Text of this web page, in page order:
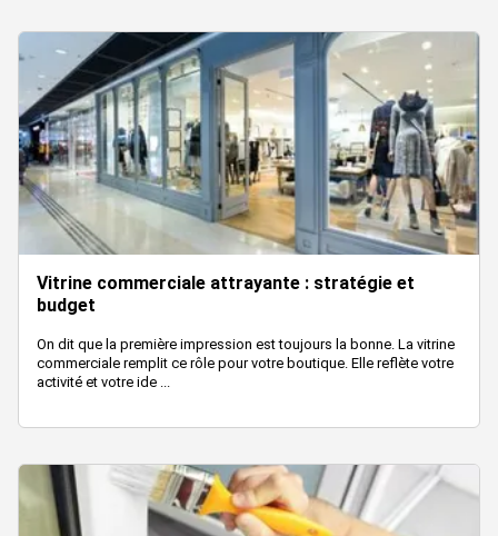
Vitrine commerciale attrayante : stratégie et
budget
On dit que la première impression est toujours la bonne. La vitrine
commerciale remplit ce rôle pour votre boutique. Elle reflète votre
activité et votre ide ...